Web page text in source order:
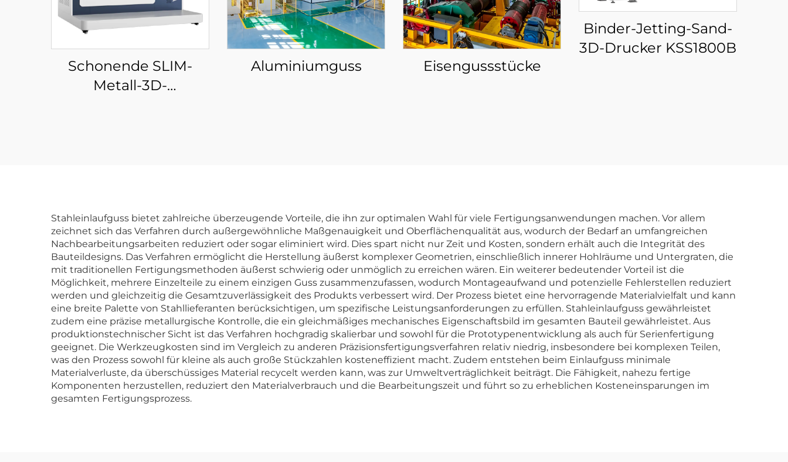
Schonende SLIM-
Metall-3D-
Aluminiumguss Eisengussstücke
Binder-Jetting-Sand-
3D-Drucker KSS1800B
Stahleinlaufguss bietet zahlreiche überzeugende Vorteile, die ihn zur optimalen Wahl für viele Fertigungsanwendungen machen. Vor allem
zeichnet sich das Verfahren durch außergewöhnliche Maßgenauigkeit und Oberflächenqualität aus, wodurch der Bedarf an umfangreichen
Nachbearbeitungsarbeiten reduziert oder sogar eliminiert wird. Dies spart nicht nur Zeit und Kosten, sondern erhält auch die Integrität des
Bauteildesigns. Das Verfahren ermöglicht die Herstellung äußerst komplexer Geometrien, einschließlich innerer Hohlräume und Untergraten, die
mit traditionellen Fertigungsmethoden äußerst schwierig oder unmöglich zu erreichen wären. Ein weiterer bedeutender Vorteil ist die
Möglichkeit, mehrere Einzelteile zu einem einzigen Guss zusammenzufassen, wodurch Montageaufwand und potenzielle Fehlerstellen reduziert
werden und gleichzeitig die Gesamtzuverlässigkeit des Produkts verbessert wird. Der Prozess bietet eine hervorragende Materialvielfalt und kann
eine breite Palette von Stahllieferanten berücksichtigen, um spezifische Leistungsanforderungen zu erfüllen. Stahleinlaufguss gewährleistet
zudem eine präzise metallurgische Kontrolle, die ein gleichmäßiges mechanisches Eigenschaftsbild im gesamten Bauteil gewährleistet. Aus
produktionstechnischer Sicht ist das Verfahren hochgradig skalierbar und sowohl für die Prototypenentwicklung als auch für Serienfertigung
geeignet. Die Werkzeugkosten sind im Vergleich zu anderen Präzisionsfertigungsverfahren relativ niedrig, insbesondere bei komplexen Teilen,
was den Prozess sowohl für kleine als auch große Stückzahlen kosteneffizient macht. Zudem entstehen beim Einlaufguss minimale
Materialverluste, da überschüssiges Material recycelt werden kann, was zur Umweltverträglichkeit beiträgt. Die Fähigkeit, nahezu fertige
Komponenten herzustellen, reduziert den Materialverbrauch und die Bearbeitungszeit und führt so zu erheblichen Kosteneinsparungen im
gesamten Fertigungsprozess.